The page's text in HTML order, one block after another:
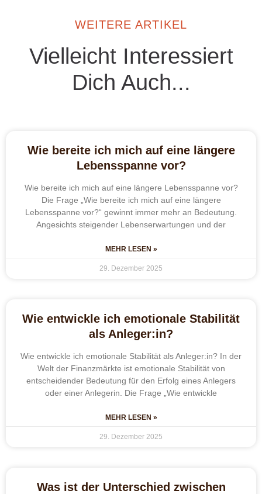
WEITERE ARTIKEL
Vielleicht Interessiert
Dich Auch...
Wie bereite ich mich auf eine längere
Lebensspanne vor?
Wie bereite ich mich auf eine längere Lebensspanne vor?
Die Frage „Wie bereite ich mich auf eine längere
Lebensspanne vor?“ gewinnt immer mehr an Bedeutung.
Angesichts steigender Lebenserwartungen und der
MEHR LESEN »
29. Dezember 2025
Wie entwickle ich emotionale Stabilität
als Anleger:in?
Wie entwickle ich emotionale Stabilität als Anleger:in? In der
Welt der Finanzmärkte ist emotionale Stabilität von
entscheidender Bedeutung für den Erfolg eines Anlegers
oder einer Anlegerin. Die Frage „Wie entwickle
MEHR LESEN »
29. Dezember 2025
Was ist der Unterschied zwischen